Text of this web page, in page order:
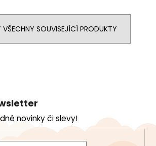
VŠECHNY SOUVISEJÍCÍ PRODUKTY
novinky či slevy!